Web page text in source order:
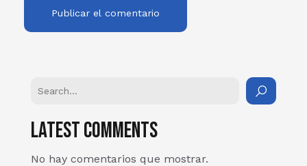
Latest Comments
No hay comentarios que mostrar.